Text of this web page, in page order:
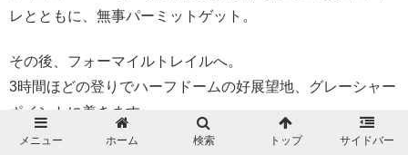
レとともに、無事パーミットゲット。
その後、フォーマイルトレイルへ。
3時間ほどの登りでハーフドームの好展望地、グレーシャー
ポイントに着きます。
ビレッジからトレイルヘッドまでの道のりも、さすがヨセ
メニュー ホーム 検索 トップ サイドバー